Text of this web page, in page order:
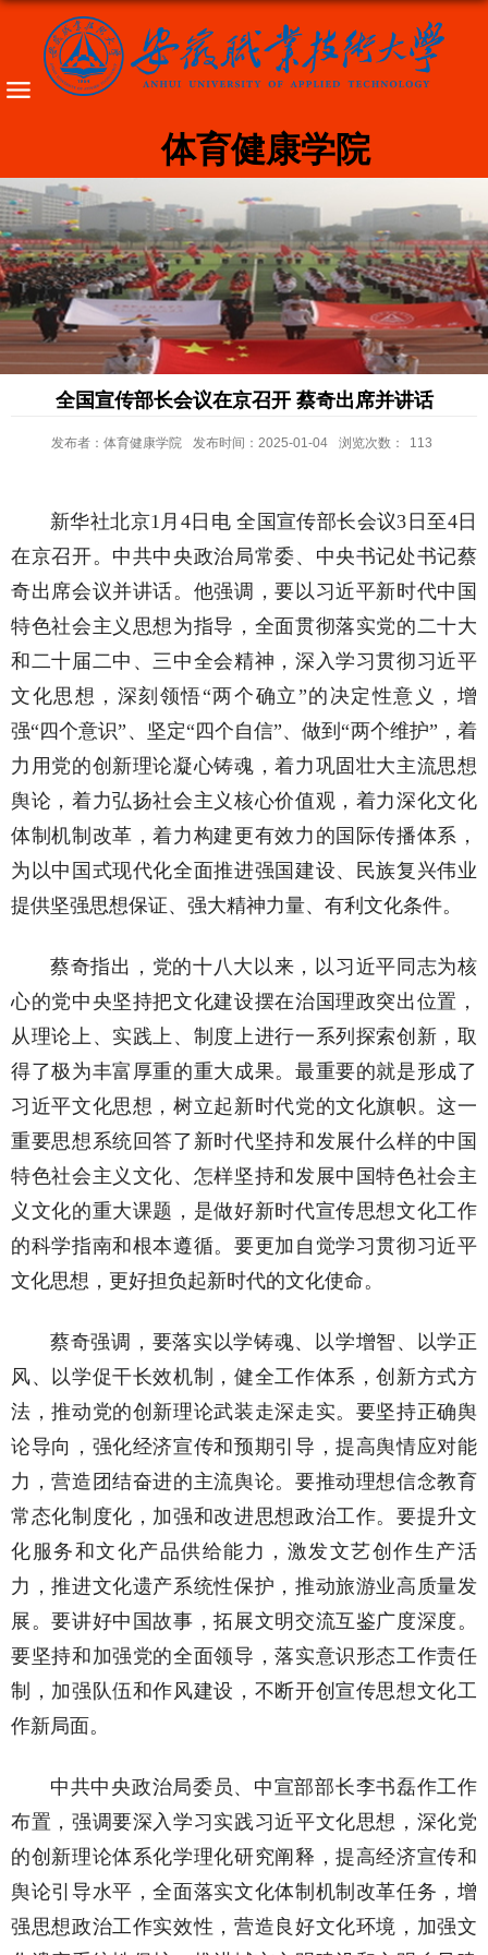
体育健康学院
全国宣传部长会议在京召开 蔡奇出席并讲话
发布者：体育健康学院 发布时间：2025-01-04 浏览次数： 113
新华社北京1月4日电 全国宣传部长会议3日至4日
在京召开。中共中央政治局常委、中央书记处书记蔡
奇出席会议并讲话。他强调，要以习近平新时代中国
特色社会主义思想为指导，全面贯彻落实党的二十大
和二十届二中、三中全会精神，深入学习贯彻习近平
文化思想，深刻领悟“两个确立”的决定性意义，增
强“四个意识”、坚定“四个自信”、做到“两个维护”，着
力用党的创新理论凝心铸魂，着力巩固壮大主流思想
舆论，着力弘扬社会主义核心价值观，着力深化文化
体制机制改革，着力构建更有效力的国际传播体系，
为以中国式现代化全面推进强国建设、民族复兴伟业
提供坚强思想保证、强大精神力量、有利文化条件。
蔡奇指出，党的十八大以来，以习近平同志为核
心的党中央坚持把文化建设摆在治国理政突出位置，
从理论上、实践上、制度上进行一系列探索创新，取
得了极为丰富厚重的重大成果。最重要的就是形成了
习近平文化思想，树立起新时代党的文化旗帜。这一
重要思想系统回答了新时代坚持和发展什么样的中国
特色社会主义文化、怎样坚持和发展中国特色社会主
义文化的重大课题，是做好新时代宣传思想文化工作
的科学指南和根本遵循。要更加自觉学习贯彻习近平
文化思想，更好担负起新时代的文化使命。
蔡奇强调，要落实以学铸魂、以学增智、以学正
风、以学促干长效机制，健全工作体系，创新方式方
法，推动党的创新理论武装走深走实。要坚持正确舆
论导向，强化经济宣传和预期引导，提高舆情应对能
力，营造团结奋进的主流舆论。要推动理想信念教育
常态化制度化，加强和改进思想政治工作。要提升文
化服务和文化产品供给能力，激发文艺创作生产活
力，推进文化遗产系统性保护，推动旅游业高质量发
展。要讲好中国故事，拓展文明交流互鉴广度深度。
要坚持和加强党的全面领导，落实意识形态工作责任
制，加强队伍和作风建设，不断开创宣传思想文化工
作新局面。
中共中央政治局委员、中宣部部长李书磊作工作
布置，强调要深入学习实践习近平文化思想，深化党
的创新理论体系化学理化研究阐释，提高经济宣传和
舆论引导水平，全面落实文化体制机制改革任务，增
强思想政治工作实效性，营造良好文化环境，加强文